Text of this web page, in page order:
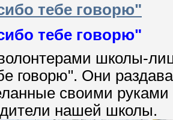
тебе говорю"
тебе говорю"
школы-
говорю". Они
своими
нашей школы.